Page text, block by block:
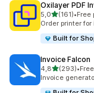
Oxilayer PDF
5,0z 5 hvězd
(161)
Celkový počet
•Free
Order printer
Built for
Invoice Falcon
4,8z 5 hvězd
(293)
Celkový počet
•
Invoice